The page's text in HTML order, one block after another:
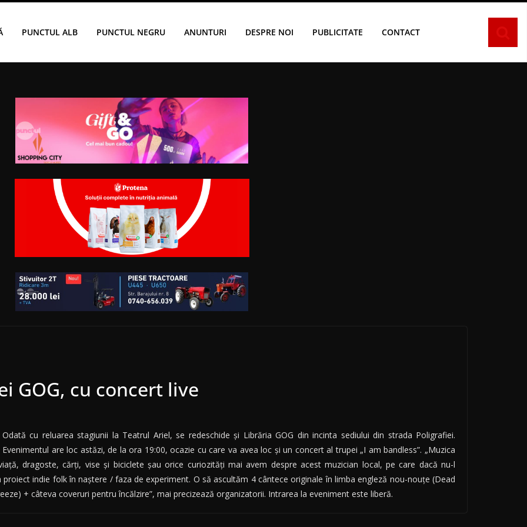
PUNCTUL ALB PUNCTUL NEGRU ANUNTURI DESPRE NOI PUBLICITATE CONTACT
GOG, cu concert live
Odată cu reluarea stagiunii la Teatrul Ariel, se redeschide și Librăria GOG din incinta sediului din strada Poligrafiei.
Evenimentul are loc astăzi, de la ora 19:00, ocazie cu care va avea loc și un concert al trupei „I am bandless”. „Muzica
dragoste, cărți, vise și biciclete șau orice curiozități mai avem despre acest muzician local, pe care dacă nu-l
indie folk în naştere / faza de experiment. O să ascultăm 4 cântece originale în limba engleză nou-nouţe (Dead
+ câteva coveruri pentru încălzire”, mai precizează organizatorii. Intrarea la eveniment este liberă.